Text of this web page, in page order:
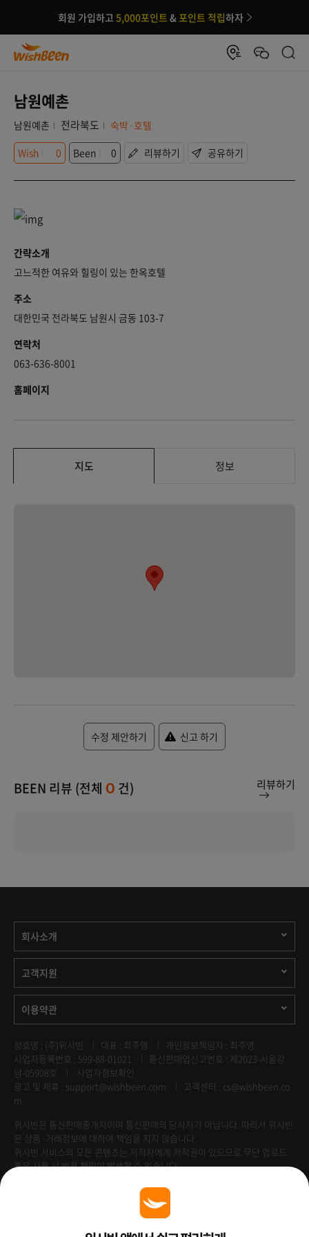
회원 가입하고 5,000포인트 &포인트 적립하자
남원예촌
남원예촌 전라북도
숙박·호텔
Wish
0 Been 0 리뷰하기 공유하기
간략소개
고느적한 여유와 힐링이 있는 한옥호텔
주소
대한민국 전라북도 남원시 금동 103-7
연락처
063-636-8001
홈페이지
지도 정보
수정 제안하기 신고 하기
BEEN 리뷰 (전체 0 건) 리뷰하기
회사소개
고객지원
이용약관
상호명 : (주)위시빈 대표 : 최주영
개인정보책임자 : 최주영
사업자등록번호 : 599-88-01021
통신판매업신고번호 : 제2023-서울강
남-05908호
사업자정보확인
광고 및 제휴 : support@wishbeen.com
고객센터 : cs@wishbeen.co
m
위시빈은 통신판매중개자이며 통신판매의 당사자가 아닙니다. 따라서 위시빈
은 상품·거래정보에 대하여 책임을 지지 않습니다.
위시빈 서비스의 모든 콘텐츠는 저작자에게 저작권이 있으므로 무단 업로드
혹은 사용 시 법적 책임이 발생할 수 있습니다.